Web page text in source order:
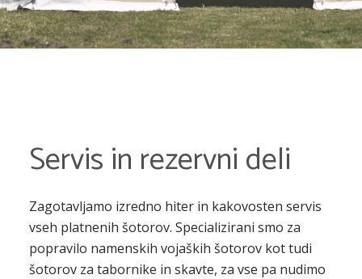
Servis in rezervni deli
Zagotavljamo izredno hiter in kakovosten servis
vseh platnenih šotorov. Specializirani smo za
popravilo namenskih vojaških šotorov kot tudi
šotorov za tabornike in skavte, za vse pa nudimo